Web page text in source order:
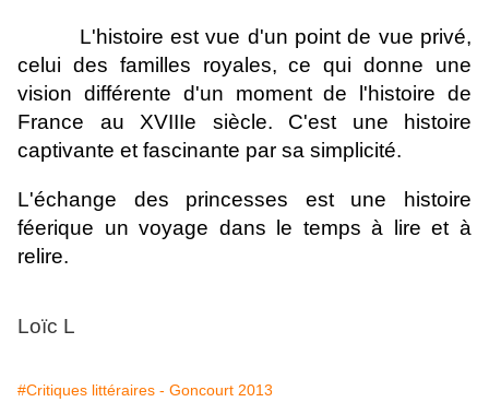
L'histoire est vue d'un point de vue privé,
celui des familles royales, ce qui donne une
vision différente d'un moment de l'histoire de
France au XVIIIe siècle. C'est une histoire
captivante et fascinante par sa simplicité.
L'échange des princesses est une histoire
féerique un voyage dans le temps à lire et à
relire.
Loïc L
#Critiques littéraires - Goncourt 2013